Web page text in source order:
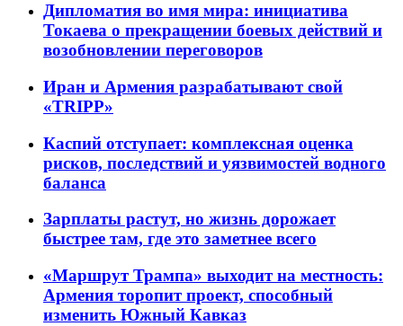
Дипломатия во имя мира: инициатива
Токаева о прекращении боевых действий и
возобновлении переговоров
Иран и Армения разрабатывают свой
«TRIPP»
Каспий отступает: комплексная оценка
рисков, последствий и уязвимостей водного
баланса
Зарплаты растут, но жизнь дорожает
быстрее там, где это заметнее всего
«Маршрут Трампа» выходит на местность:
Армения торопит проект, способный
изменить Южный Кавказ